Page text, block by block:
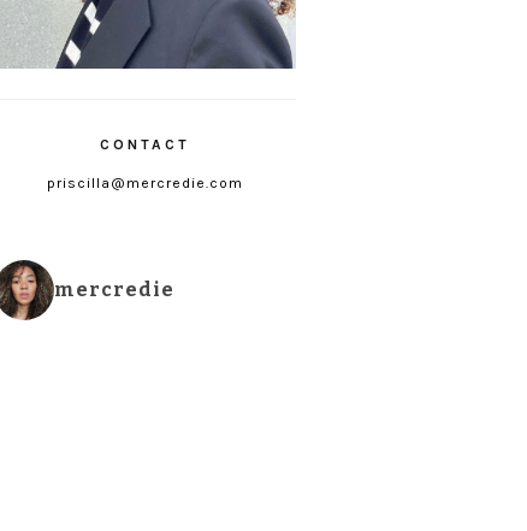
CONTACT
priscilla@mercredie.com
mercredie